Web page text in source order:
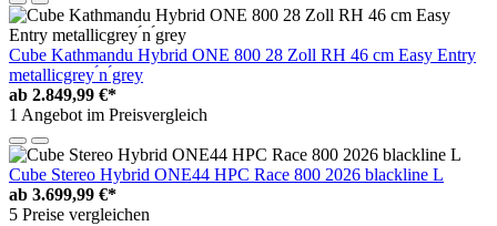
Cube Kathmandu Hybrid ONE 800 28 Zoll RH 46 cm Easy Entry
metallicgrey ́n ́grey
ab 2.849,99 €*
1 Angebot im Preisvergleich
Cube Stereo Hybrid ONE44 HPC Race 800 2026 blackline L
ab 3.699,99 €*
5 Preise vergleichen